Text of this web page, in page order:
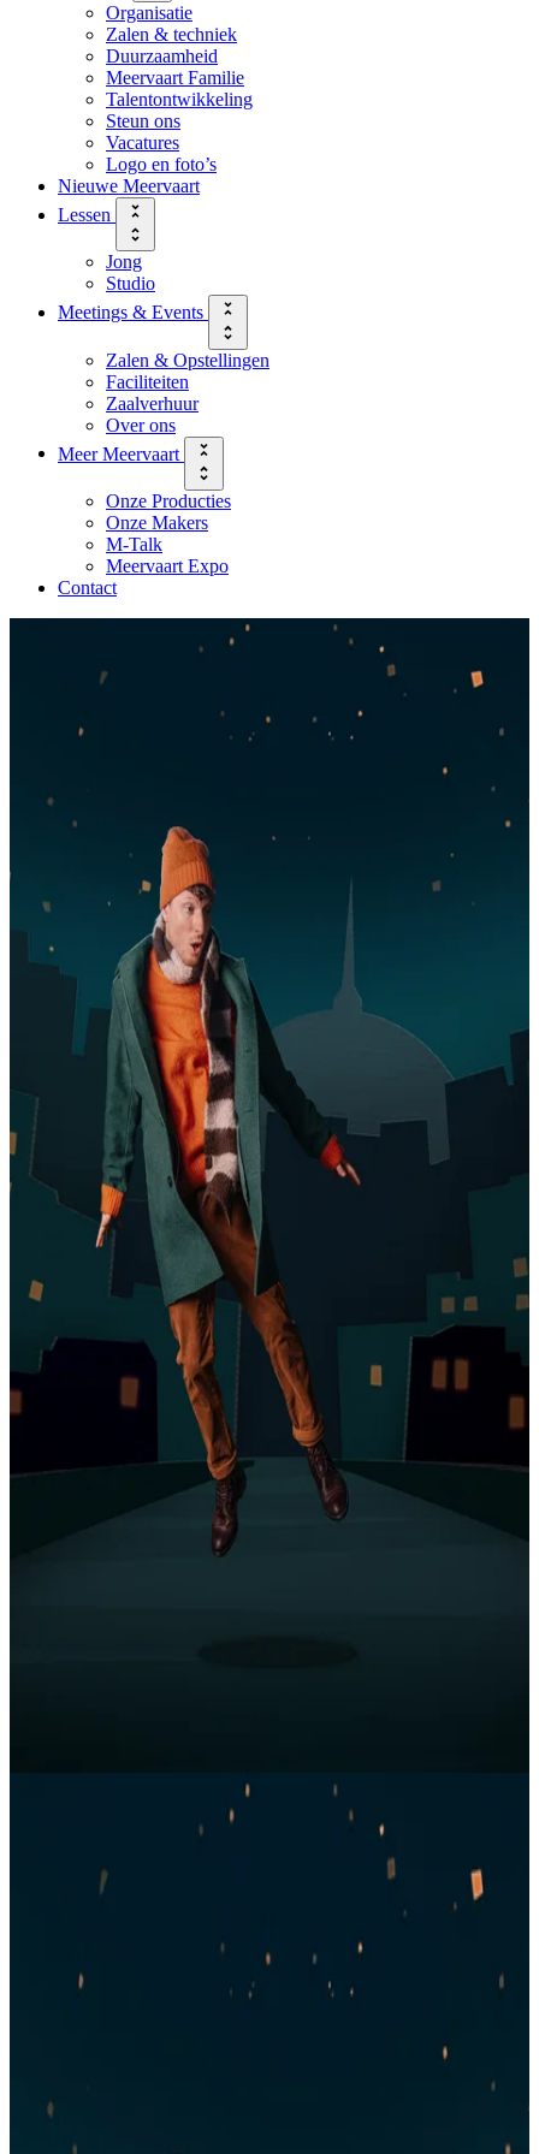
Organisatie
Zalen & techniek
Duurzaamheid
Meervaart Familie
Talentontwikkeling
Steun ons
Vacatures
Logo en foto’s
Nieuwe Meervaart
Lessen
Jong
Studio
Meetings & Events
Zalen & Opstellingen
Faciliteiten
Zaalverhuur
Over ons
Meer Meervaart
Onze Producties
Onze Makers
M-Talk
Meervaart Expo
Contact